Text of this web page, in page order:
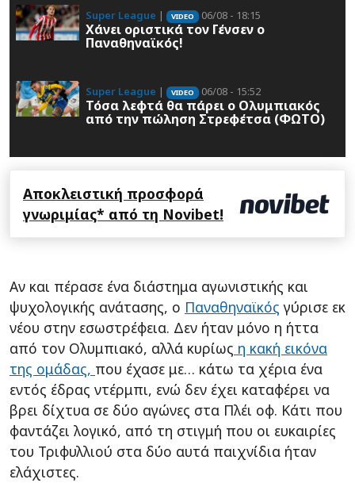
Super League | VIDEO 06/08 - 18:15
Χάνει οριστικά τον Γένσεν ο
Παναθηναϊκός!
Super League | VIDEO 06/08 - 15:52
Τόσα λεφτά θα πάρει ο Ολυμπιακός
από την πώληση Στρεφέτσα (ΦΩΤΟ)
Αποκλειστική προσφορά
γνωριμίας* από τη Novibet!
Αν και πέρασε ένα διάστημα αγωνιστικής και
ψυχολογικής ανάτασης, ο Παναθηναϊκός γύρισε εκ
νέου στην εσωστρέφεια. Δεν ήταν μόνο η ήττα
από τον Ολυμπιακό, αλλά κυρίως η κακή εικόνα
της ομάδας, που έχασε με… κάτω τα χέρια ένα
εντός έδρας ντέρμπι, ενώ δεν έχει καταφέρει να
βρει δίχτυα σε δύο αγώνες στα Πλέι οφ. Κάτι που
φαντάζει λογικό, από τη στιγμή που οι ευκαιρίες
του Τριφυλλιού στα δύο αυτά παιχνίδια ήταν
ελάχιστες.